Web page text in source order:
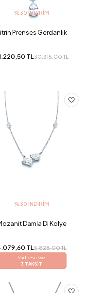
%30 İNDIRIM
Prenses Gerdanlık
TL30.315,00 TL
%30 İNDIRIM
Damla Di Kolye
TL5.828,00 TL
Vade Farksız
3 TAKSİT